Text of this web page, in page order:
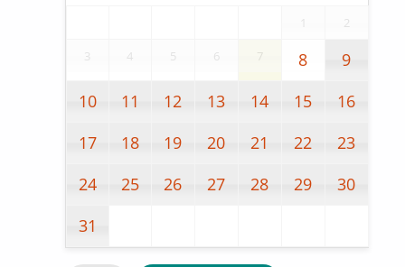
2
3 4 5 6 7 8
9
10
11 12 13 14 15
16
17
18 19 20 21 22
23
24
25 26 27 28 29
30
31